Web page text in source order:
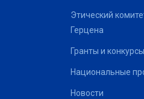
Этический
Герцена
Гранты и конкурсы
Национальные
Новости